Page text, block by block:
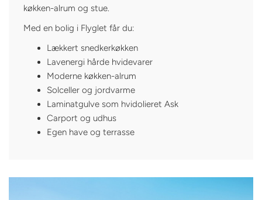
køkken-alrum og stue.
Med en bolig i Flyglet får du:
Lækkert snedkerkøkken
Lavenergi hårde hvidevarer
Moderne køkken-alrum
Solceller og jordvarme
Laminatgulve som hvidolieret Ask
Carport og udhus
Egen have og terrasse